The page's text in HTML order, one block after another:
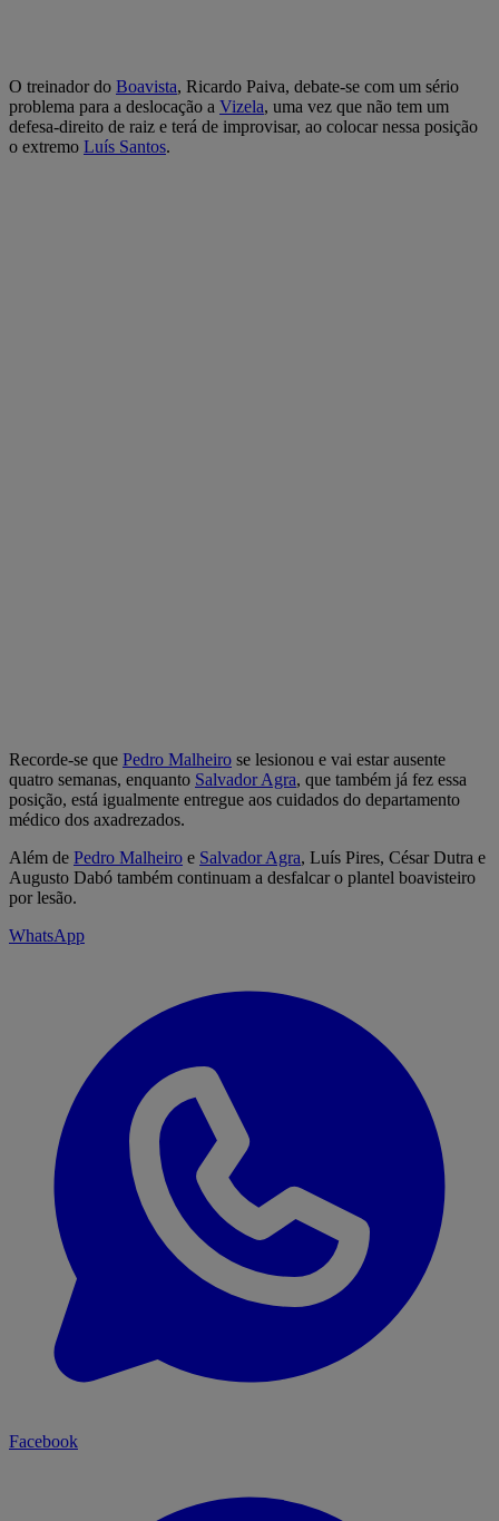
O treinador do Boavista, Ricardo Paiva, debate-se com um sério
problema para a deslocação a Vizela, uma vez que não tem um
defesa-direito de raiz e terá de improvisar, ao colocar nessa posição
o extremo Luís Santos.
Recorde-se que Pedro Malheiro se lesionou e vai estar ausente
quatro semanas, enquanto Salvador Agra, que também já fez essa
posição, está igualmente entregue aos cuidados do departamento
médico dos axadrezados.
Além de Pedro Malheiro e Salvador Agra, Luís Pires, César Dutra e
Augusto Dabó também continuam a desfalcar o plantel boavisteiro
por lesão.
WhatsApp
Facebook